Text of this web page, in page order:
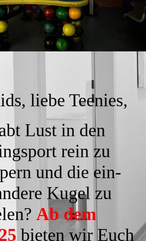
liebe Teenies,
Lust in den
rein zu
und die ein-
Kugel zu
Ab dem
bieten wir Euch